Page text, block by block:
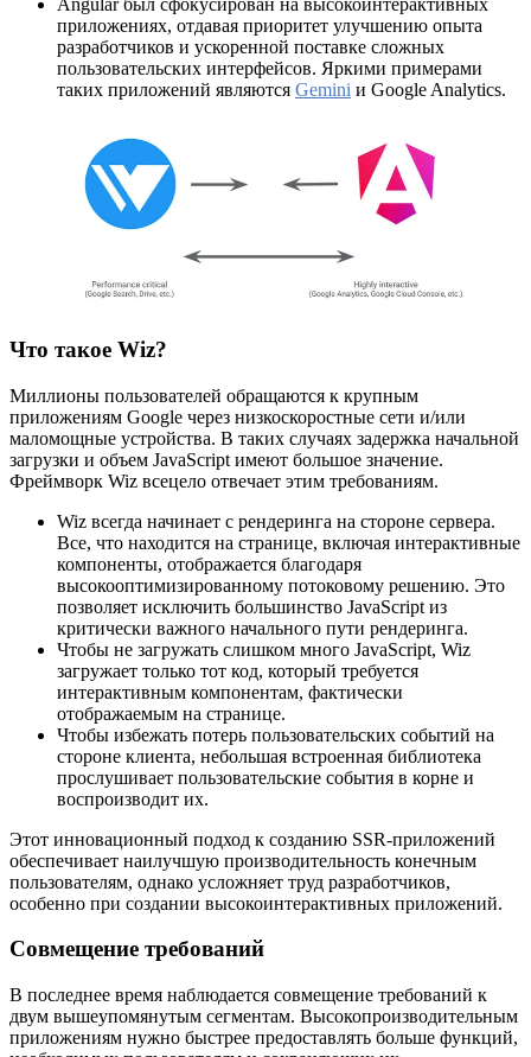
приложениях, отдавая приоритет улучшению опыта
разработчиков и ускоренной поставке сложных
пользовательских интерфейсов. Яркими примерами
таких приложений являются Gemini и Google Analytics.
Что такое Wiz?
Миллионы пользователей обращаются к крупным
приложениям Google через низкоскоростные сети и/или
маломощные устройства. В таких случаях задержка начальной
загрузки и объем JavaScript имеют большое значение.
Фреймворк Wiz всецело отвечает этим требованиям.
Wiz всегда начинает с рендеринга на стороне сервера.
Все, что находится на странице, включая интерактивные
компоненты, отображается благодаря
высокооптимизированному потоковому решению. Это
позволяет исключить большинство JavaScript из
критически важного начального пути рендеринга.
Чтобы не загружать слишком много JavaScript, Wiz
загружает только тот код, который требуется
интерактивным компонентам, фактически
отображаемым на странице.
Чтобы избежать потерь пользовательских событий на
стороне клиента, небольшая встроенная библиотека
прослушивает пользовательские события в корне и
воспроизводит их.
Этот инновационный подход к созданию SSR-приложений
обеспечивает наилучшую производительность конечным
пользователям, однако усложняет труд разработчиков,
особенно при создании высокоинтерактивных приложений.
Совмещение требований
В последнее время наблюдается совмещение требований к
двум вышеупомянутым сегментам. Высокопроизводительным
приложениям нужно быстрее предоставлять больше функций,